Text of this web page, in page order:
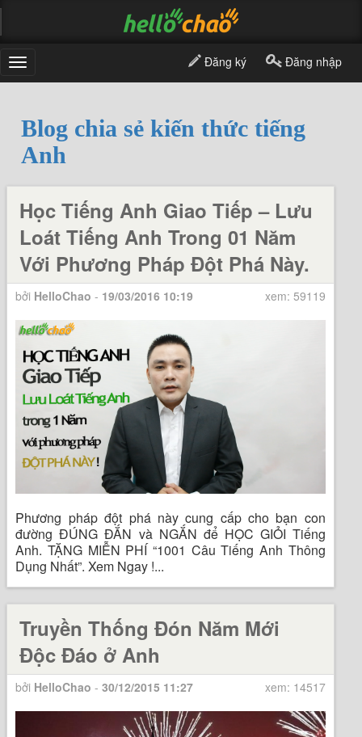
Toggle
navigation
Đăng ký Đăng nhập
Blog chia sẻ kiến thức tiếng
Anh
Học Tiếng Anh Giao Tiếp – Lưu
Loát Tiếng Anh Trong 01 Năm
Với Phương Pháp Đột Phá Này.
bởi HelloChao - 19/03/2016 10:19 xem: 59119
Phương pháp đột phá này cung cấp cho bạn con
đường ĐÚNG ĐẮN và NGẮN để HỌC GIỎI Tiếng
Anh. TẶNG MIỄN PHÍ “1001 Câu Tiếng Anh Thông
Dụng Nhất”. Xem Ngay !...
Truyền Thống Đón Năm Mới
Độc Đáo ở Anh
bởi HelloChao -30/12/2015 11:27 xem: 14517